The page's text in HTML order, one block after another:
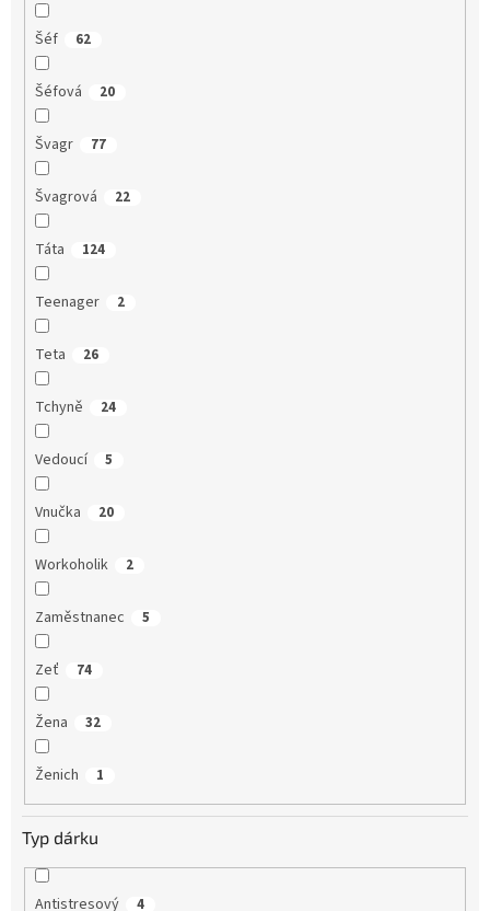
Šéf 62
Šéfová 20
Švagr 77
Švagrová 22
Táta 124
Teenager 2
Teta 26
Tchyně 24
Vedoucí 5
Vnučka 20
Workoholik 2
Zaměstnanec 5
Zeť 74
Žena 32
Ženich 1
Typ dárku
Antistresový 4